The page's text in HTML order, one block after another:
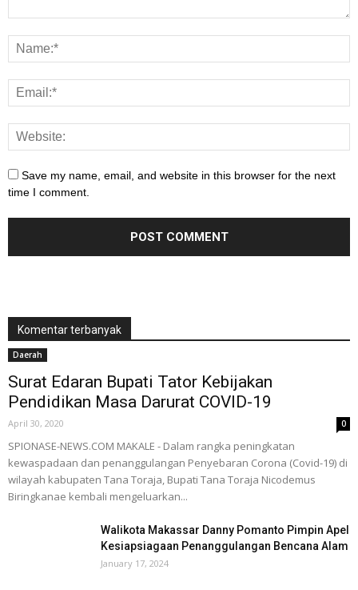
Save my name, email, and website in this browser for the next
time I comment.
Komentar terbanyak
Daerah
Surat Edaran Bupati Tator Kebijakan
Pendidikan Masa Darurat COVID-19
April 30, 2020 0
SPIONASE-NEWS.COM MAKALE - Dalam rangka peningkatan
kewaspadaan dan penanggulangan Penyebaran Corona (Covid-19) di
wilayah kabupaten Tana Toraja, Bupati Tana Toraja Nicodemus
Biringkanae kembali mengeluarkan...
Walikota Makassar Danny Pomanto Pimpin Apel
Kesiapsiagaan Penanggulangan Bencana Alam
January 17, 2024